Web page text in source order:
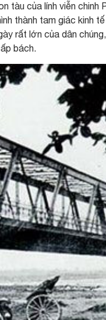
tàu của lính viễn
thành tam giác kinh
rất lớn của dân
bách.